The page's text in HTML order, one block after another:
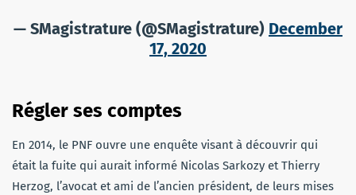
— SMagistrature (@SMagistrature) December
17, 2020
Régler ses comptes
En 2014, le PNF ouvre une enquête visant à découvrir qui
était la fuite qui aurait informé Nicolas Sarkozy et Thierry
Herzog, l’avocat et ami de l’ancien président, de leurs mises